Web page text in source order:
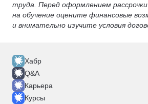
труда. Перед оформлением
на обучение оцените финансовые
и внимательно изучите условия
Хабр
Q&A
Карьера
Курсы